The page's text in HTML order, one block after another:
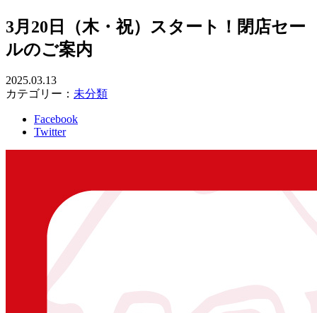
3月20日（木・祝）スタート！閉店セー
ルのご案内
2025.03.13
カテゴリー： 未分類
Facebook
Twitter